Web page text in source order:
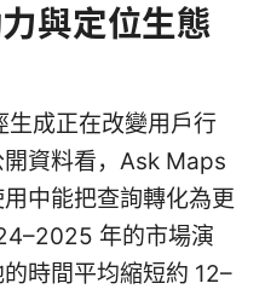
與定位生態
生成正在改變用戶行
資料看，Ask Maps
中能把查詢轉化為更
年的市場演
時間平均縮短約 12–